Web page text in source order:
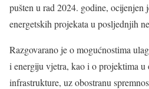
pušten u rad 2024. godine, ocijenjen
energetskih projekata u posljednjih
Razgovarano je o mogućnostima
i energiju vjetra, kao i o projektima u
infrastrukture, uz obostranu